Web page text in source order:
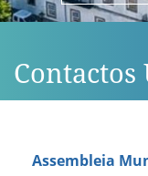
Contactos
Assembleia